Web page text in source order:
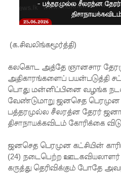
நெடுஞ்சா
லையில்
இலங்கை
யின்
பெரிய
வெங்காய
த்
தேவையி
(க.சிவலிங்கமூர்த்தி)
கலகொட அத்தே ஞானசார
அதிகாரங்களைப் பயன்படுத்தி
பொது மன்னிப்பினை வழங்க
வேண்டுமாறு ஜனசெத பெரமுன
பத்தரமுல்ல சீலரத்ன தேரர்
திசாநாயக்கவிடம் கோரிக்கை
ஜனசெத பெரமுன கட்சியின்
(24) நடைபெற்ற ஊடகவியலாளர்
கருத்து தெரிவிக்கும் போதே